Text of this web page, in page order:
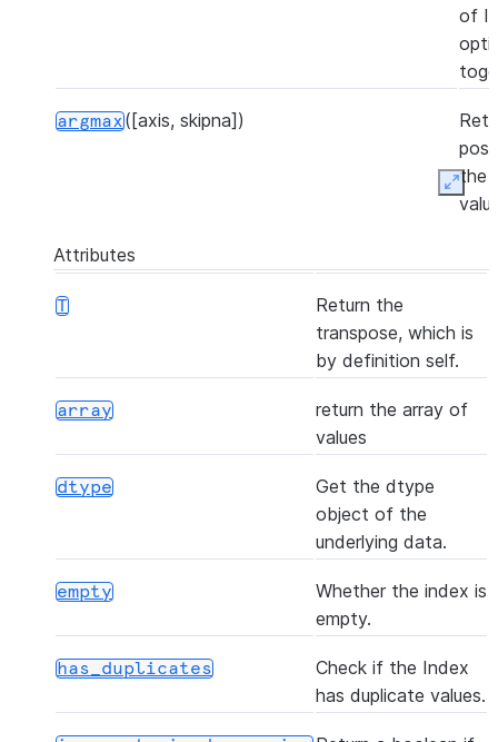
of
argmax([axis, skipna])
the
([axis, skipna])
the
delete()
Attributes
T
Return the
transpose, which is
by definition self.
array
return the array of
values
dtype
Get the dtype
object of the
underlying data.
empty
Whether the index is
empty.
has_duplicates
Check if the Index
has duplicate values.